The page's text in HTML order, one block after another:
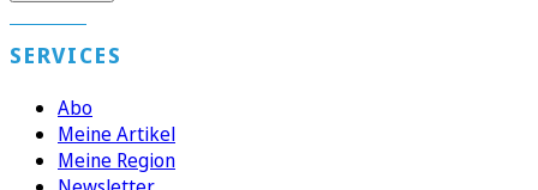
SERVICES
Abo
Meine Artikel
Meine Region